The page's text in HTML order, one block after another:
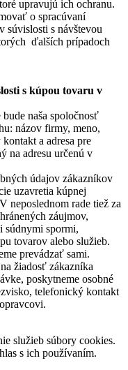
upravujú ich ochranu.
o spracúvaní
súvislosti s návštevou
ďalších prípadoch
s kúpou tovaru v
naša spoločnosť
názov firmy, meno,
a adresa pre
na adresu určenú v
údajov zákazníkov
uzavretia kúpnej
neposlednom rade tiež za
záujmov,
súdnymi spormi,
tovarov alebo služieb.
prevádzať sami.
žiadosť zákazníka
poskytneme osobné
telefonický kontakt
služieb súbory cookies.
s ich používaním.